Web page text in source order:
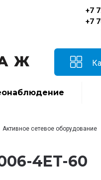
+7
+7
Активное сетевое оборудование
4ET-60